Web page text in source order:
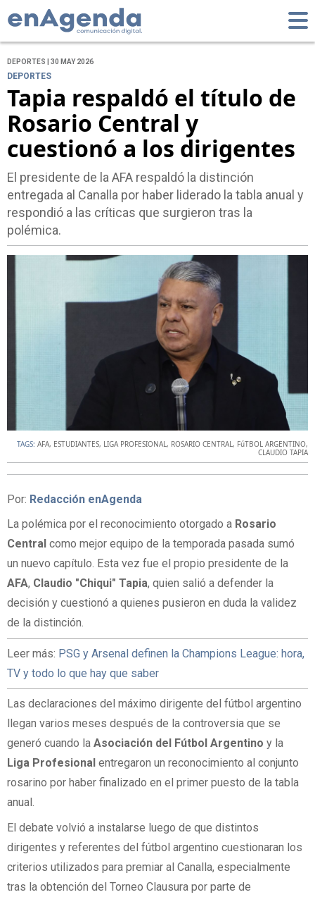
DEPORTES | 30 MAY 2026
DEPORTES
Tapia respaldó el título de
Rosario Central y
cuestionó a los dirigentes
El presidente de la AFA respaldó la distinción
entregada al Canalla por haber liderado la tabla anual y
respondió a las críticas que surgieron tras la
polémica.
TAGS: AFA, ESTUDIANTES, LIGA PROFESIONAL, ROSARIO CENTRAL, FúTBOL ARGENTINO,
CLAUDIO TAPIA
Por: Redacción enAgenda
La polémica por el reconocimiento otorgado a Rosario
Central como mejor equipo de la temporada pasada sumó
un nuevo capítulo. Esta vez fue el propio presidente de la
AFA, Claudio "Chiqui" Tapia, quien salió a defender la
decisión y cuestionó a quienes pusieron en duda la validez
de la distinción.
Leer más: PSG y Arsenal definen la Champions League: hora,
TV y todo lo que hay que saber
Las declaraciones del máximo dirigente del fútbol argentino
llegan varios meses después de la controversia que se
generó cuando la Asociación del Fútbol Argentino y la
Liga Profesional entregaron un reconocimiento al conjunto
rosarino por haber finalizado en el primer puesto de la tabla
anual.
El debate volvió a instalarse luego de que distintos
dirigentes y referentes del fútbol argentino cuestionaran los
criterios utilizados para premiar al Canalla, especialmente
tras la obtención del Torneo Clausura por parte de